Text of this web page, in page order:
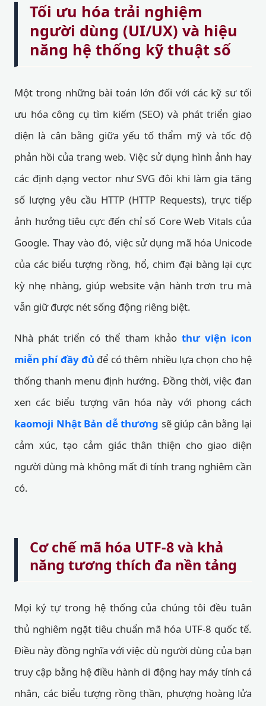
Tối ưu hóa trải nghiệm
người dùng (UI/UX) và hiệu
năng hệ thống kỹ thuật số
Một trong những bài toán lớn đối với các kỹ sư tối
ưu hóa công cụ tìm kiếm (SEO) và phát triển giao
diện là cân bằng giữa yếu tố thẩm mỹ và tốc độ
phản hồi của trang web. Việc sử dụng hình ảnh hay
các định dạng vector như SVG đôi khi làm gia tăng
số lượng yêu cầu HTTP (HTTP Requests), trực tiếp
ảnh hưởng tiêu cực đến chỉ số Core Web Vitals của
Google. Thay vào đó, việc sử dụng mã hóa Unicode
của các biểu tượng rồng, hổ, chim đại bàng lại cực
kỳ nhẹ nhàng, giúp website vận hành trơn tru mà
vẫn giữ được nét sống động riêng biệt.
Nhà phát triển có thể tham khảo thư viện icon
miễn phí đầy đủ để có thêm nhiều lựa chọn cho hệ
thống thanh menu định hướng. Đồng thời, việc đan
xen các biểu tượng văn hóa này với phong cách
kaomoji Nhật Bản dễ thương sẽ giúp cân bằng lại
cảm xúc, tạo cảm giác thân thiện cho giao diện
người dùng mà không mất đi tính trang nghiêm cần
có.
Cơ chế mã hóa UTF-8 và khả
năng tương thích đa nền tảng
Mọi ký tự trong hệ thống của chúng tôi đều tuân
thủ nghiêm ngặt tiêu chuẩn mã hóa UTF-8 quốc tế.
Điều này đồng nghĩa với việc dù người dùng của bạn
truy cập bằng hệ điều hành di động hay máy tính cá
nhân, các biểu tượng rồng thần, phượng hoàng lửa